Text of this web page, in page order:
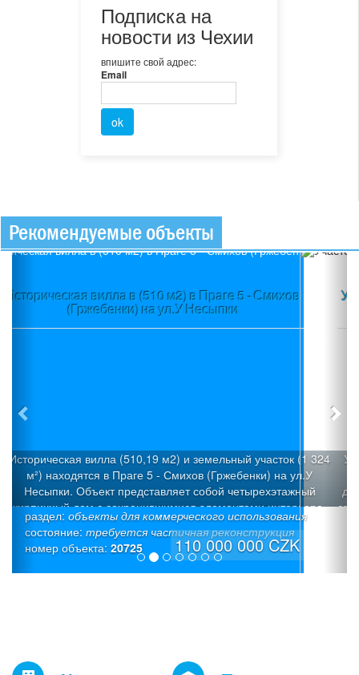
Подписка на
новости из Чехии
впишите свой адрес:
Email
Рекомендуемые объекты
Участок (3580 м2) в пос.Вшеноры (Прага-запад) +
Проект + Строительное разрешение
раздел:строительные участки
состояние:
номер объекта:
20709
Участок с уклоном (3580 м2), который можно разделить
огороженных участка под застройку с общей
дорогой, расположен в пос.Вшеноры (Прага-запад).
готовый проект трех современных вилл «Панорама
с Разрешением на строительство 3 семейных домов:
«Х» (6/7+1): Площадь участка - 1026 м², полезная
242,1 м², площадь застройки: -187,3 м² (коэффициент
застройки 18,2%). Просторный дом со встроенным
общее пространство на верхнем этаже. Вилла «Z»
19 900 000 CZK
Previous